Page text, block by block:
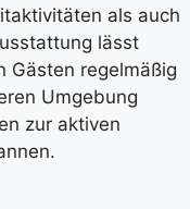
als auch
lässt
Gästen regelmäßig
Umgebung
zur aktiven